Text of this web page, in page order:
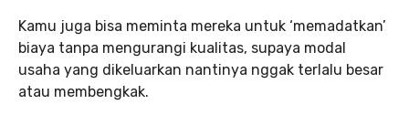
Kamu juga bisa meminta mereka untuk ‘memadatkan’
biaya tanpa mengurangi kualitas, supaya modal
usaha yang dikeluarkan nantinya nggak terlalu besar
atau membengkak.